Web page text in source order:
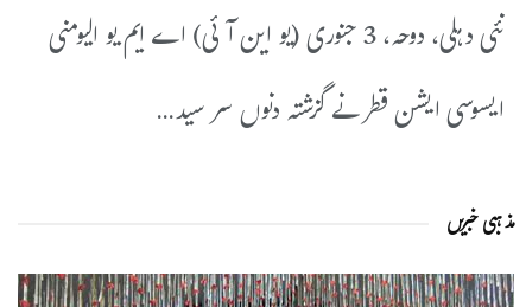
نئی دہلی، دوحہ، 3 جنوری (یو این آئی) اے ایم یو الیومنی
ایسوسی ایشن قطر نے گزشتہ دنوں سر سید...
مذہبی خبریں